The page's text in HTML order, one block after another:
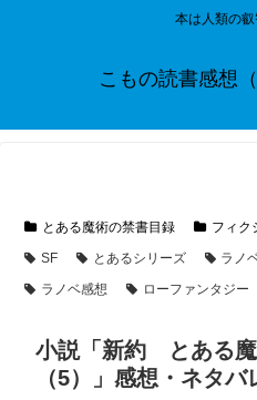
本は人類の
こもの読書感想
とある魔術の禁書目録 フィク
SF
とあるシリーズ ラノ
ラノベ感想
ローファンタジー
小説「新約 とある
（5）」感想・ネタバ